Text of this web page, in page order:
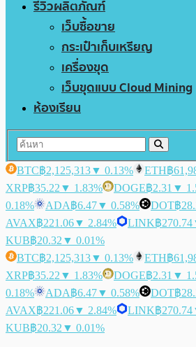
รีวิวผลิตภัณฑ์
เว็บซื้อขาย
กระเป๋าเก็บเหรียญ
เครื่องขุด
เว็บขุดแบบ Cloud Mining
ห้องเรียน
BTC฿2,125,313▼ 0.13% ETH฿
XRP฿35.22 ▼ 1.83% DOGE฿2.31 ▼
0.18%
ADA฿6.47▼ 0.58% DOT฿
AVAX฿221.06▼ 2.84% LINK฿270.74
KUB฿20.32 ▼ 0.01%
BTC฿2,125,313▼ 0.13% ETH฿
XRP฿35.22 ▼ 1.83% DOGE฿2.31 ▼
0.18%
ADA฿6.47▼ 0.58% DOT฿
AVAX฿221.06▼ 2.84% LINK฿270.74
KUB฿20.32 ▼ 0.01%